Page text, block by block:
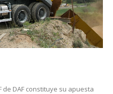
de DAF constituye su apuesta